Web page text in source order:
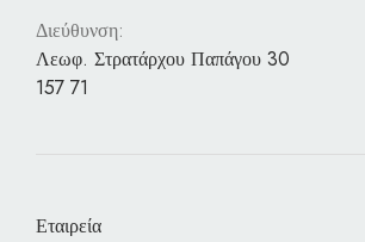
Διεύθυνση:
Λεωφ. Στρατάρχου Παπάγου 30
157 71
Εταιρεία